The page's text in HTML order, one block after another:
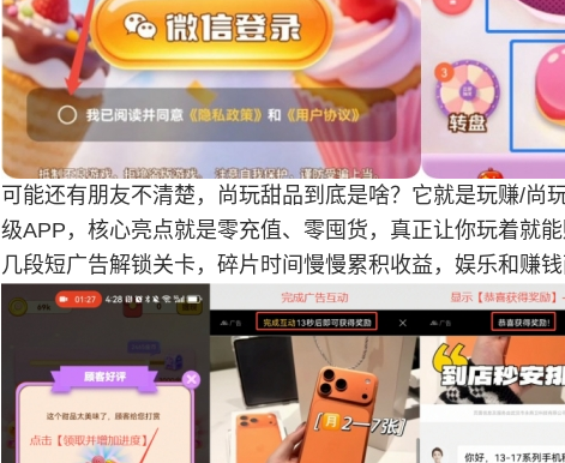
可能还有朋友不清楚，尚玩甜品到底是啥？它就是玩赚/尚
级APP，核心亮点就是零充值、零囤货，真正让你玩着就
几段短广告解锁关卡，碎片时间慢慢累积收益，娱乐和赚钱